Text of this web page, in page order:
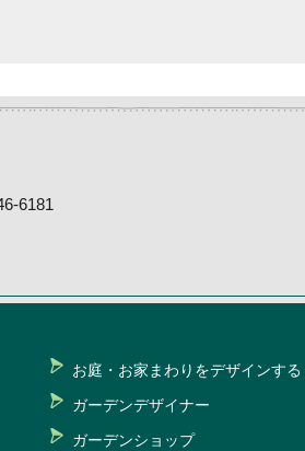
6181
お庭・お家まわりをデザインする
ガーデンデザイナー
ガーデンショップ